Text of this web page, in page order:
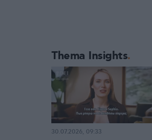
Thema Insights
30.07.2026, 09:33